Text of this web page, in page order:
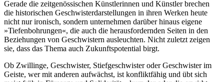
Gerade die zeitgenössischen Künstlerinnen und Künstler brechen
die historischen Geschwisterdarstellungen in ihren Werken heute
nicht nur ironisch, sondern unternehmen darüber hinaus eigene
»Tiefenbohrungen«, die auch die herausfordernden Seiten in den
Beziehungen von Geschwistern ausleuchten. Nicht zuletzt zeigen
sie, dass das Thema auch Zukunftspotential birgt.
Ob Zwillinge, Geschwister, Stiefgeschwister oder Geschwister im
Geiste, wer mit anderen aufwächst, ist konfliktfähig und übt sich